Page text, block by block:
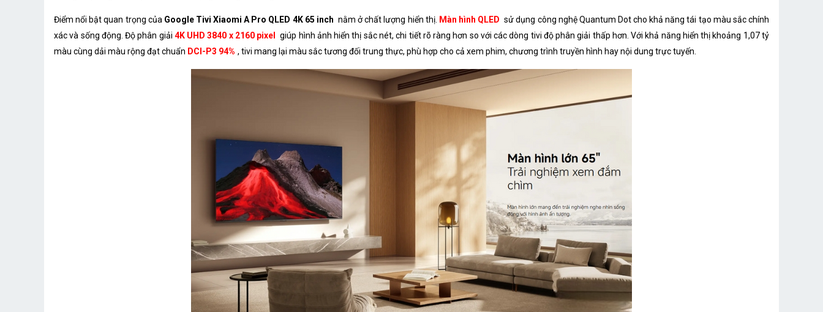
Cổng xuất âm thanh 1 cổng Optical (Digital Audio), 1 cổng eARC (ARC)
Điểm nổi bật quan trọng của Google Tivi Xiaomi A Pro QLED 4K 65 inch nằm ở chất lượng hiển thị. Màn hình QLED sử dụng công nghệ Quantum Dot cho khả năng tái tạo màu sắc chính
xác và sống động. Độ phân giải 4K UHD 3840 x 2160 pixel
giúp hình ảnh hiển thị sắc nét, chi tiết rõ ràng hơn so với các dòng tivi độ phân giải thấp hơn. Với khả năng hiển thị khoảng 1,07 tỷ
màu cùng dải màu rộng đạt chuẩn DCI-P3 94% , tivi mang lại màu sắc tương đối trung thực, phù hợp cho cả xem phim, chương trình truyền hình hay nội dung trực tuyến.